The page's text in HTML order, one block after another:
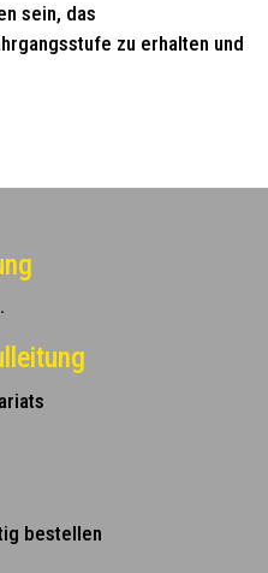
sein, das
zu erhalten und
bestellen